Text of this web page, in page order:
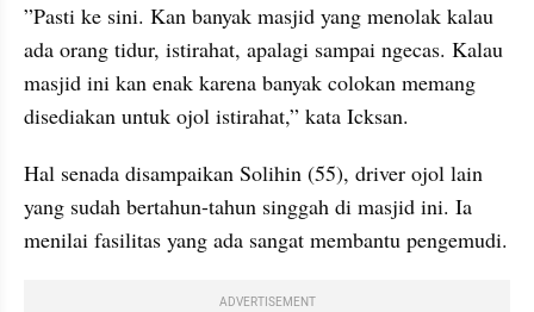
”Pasti ke sini. Kan banyak masjid yang menolak kalau
ada orang tidur, istirahat, apalagi sampai ngecas. Kalau
masjid ini kan enak karena banyak colokan memang
disediakan untuk ojol istirahat,” kata Icksan.
Hal senada disampaikan Solihin (55), driver ojol lain
yang sudah bertahun-tahun singgah di masjid ini. Ia
menilai fasilitas yang ada sangat membantu pengemudi.
ADVERTISEMENT